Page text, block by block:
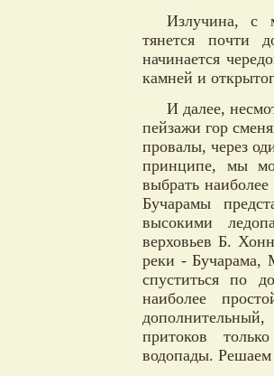
Излучина, с
тянется почти
начинается
камней и
И далее,
пейзажи гор
провалы, через
принципе, мы
выбрать
Бучарамы
высокими
верховьев Б.
реки - Бучарама,
спуститься по
наиболее
притоков
водопады.